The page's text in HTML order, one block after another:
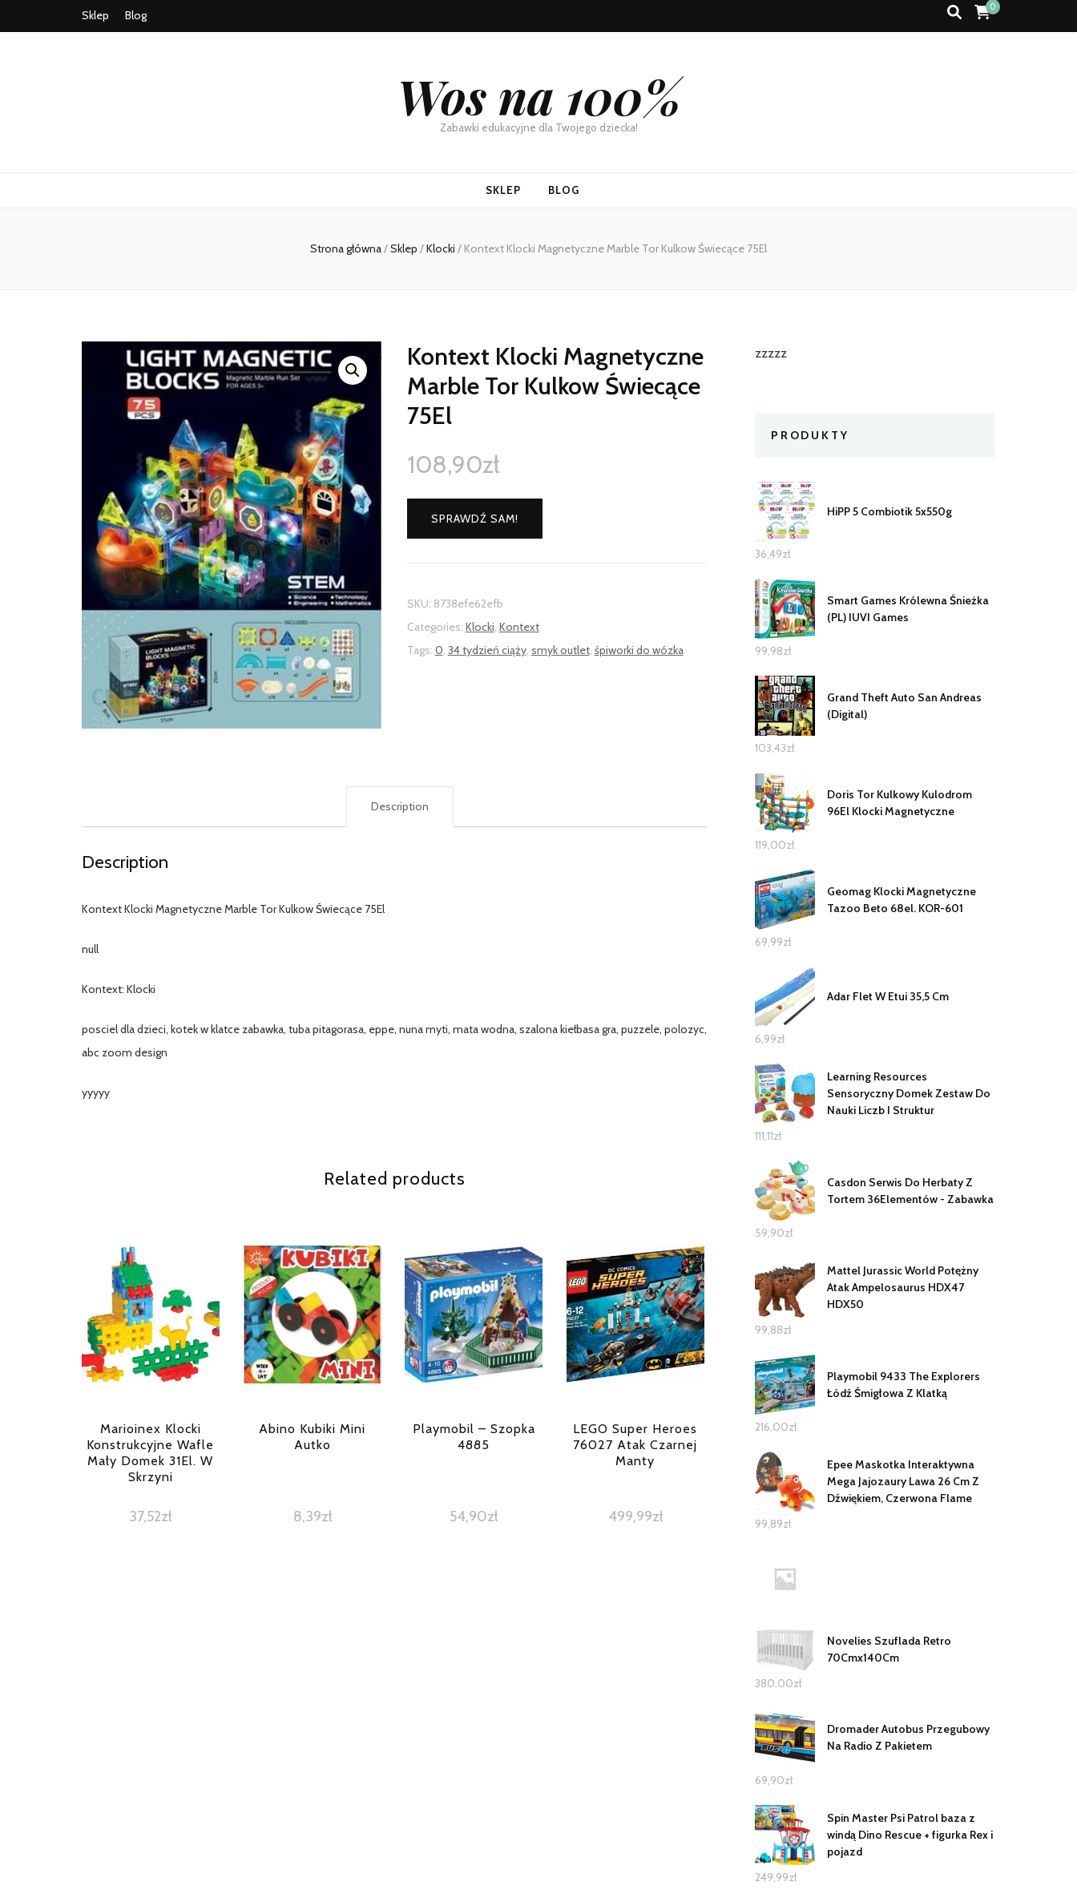
Sklep Blog
0
Wos na 100%
Zabawki edukacyjne dla Twojego dziecka!
SKLEP BLOG
Strona główna/Sklep /Klocki / Kontext Klocki Magnetyczne Marble Tor Kulkow Świecące 75El
Kontext Klocki Magnetyczne
Marble Tor Kulkow Świecące
75El
108,90zł
SPRAWDŹ SAM!
SKU: 8738efe62efb
Categories: Klocki, Kontext
Tags: 0, 34 tydzień ciąży, smyk outlet, śpiworki do wózka
Description
Description
Kontext Klocki Magnetyczne Marble Tor Kulkow Świecące 75El
null
Kontext: Klocki
posciel dla dzieci, kotek w klatce zabawka, tuba pitagorasa, eppe, nuna myti, mata wodna, szalona kiełbasa gra, puzzele, polozyc,
abc zoom design
yyyyy
Related products
Marioinex Klocki
Konstrukcyjne Wafle
Mały Domek 31El. W
Skrzyni
37,52zł
Abino Kubiki Mini
Autko
8,39zł
Playmobil – Szopka
4885
54,90zł
LEGO Super Heroes
76027 Atak Czarnej
Manty
499,99zł
zzzzz
PRODUKTY
HiPP 5 Combiotik 5x550g
36,49zł
Smart Games Królewna Śnieżka
(PL) IUVI Games
99,98zł
Grand Theft Auto San Andreas
(Digital)
103,43zł
Doris Tor Kulkowy Kulodrom
96El Klocki Magnetyczne
119,00zł
Geomag Klocki Magnetyczne
Tazoo Beto 68el. KOR-601
69,99zł
Adar Flet W Etui 35,5 Cm
6,99zł
Learning Resources
Sensoryczny Domek Zestaw Do
Nauki Liczb I Struktur
111,11zł
Casdon Serwis Do Herbaty Z
Tortem 36Elementów - Zabawka
59,90zł
Mattel Jurassic World Potężny
Atak Ampelosaurus HDX47
HDX50
99,88zł
Playmobil 9433 The Explorers
Łódź Śmigłowa Z Klatką
216,00zł
Epee Maskotka Interaktywna
Mega Jajozaury Lawa 26 Cm Z
Dźwiękiem, Czerwona Flame
99,89zł
Novelies Szuflada Retro
70Cmx140Cm
380,00zł
Dromader Autobus Przegubowy
Na Radio Z Pakietem
69,90zł
Spin Master Psi Patrol baza z
windą Dino Rescue + figurka Rex i
pojazd
249,99zł